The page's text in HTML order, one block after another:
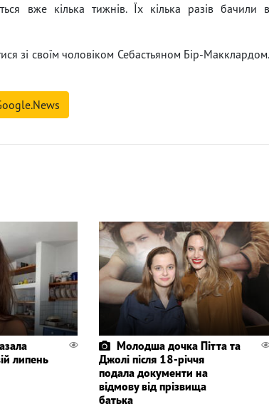
вже кілька тижнів. Їх кілька разів бачили в
зі своїм чоловіком Себастьяном Бір-Макклардом.
липень
Молодша дочка Пітта та
Джолі після 18-річчя
подала документи на
відмову від прізвища
батька